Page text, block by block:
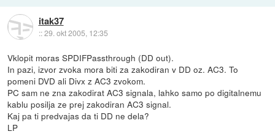
itak37
::29. okt 2005, 12:35
Vklopit moras SPDIFPassthrough (DD out).
In pazi, izvor zvoka mora biti za zakodiran v DD oz. AC3. To
pomeni DVD ali Divx z AC3 zvokom.
PC sam ne zna zakodirat AC3 signala, lahko samo po digitalnemu
kablu posilja ze prej zakodiran AC3 signal.
Kaj pa ti predvajas da ti DD ne dela?
LP